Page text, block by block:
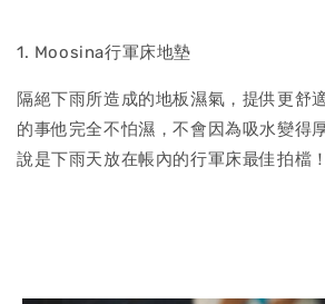
1. Moosina行軍床地墊
隔絕下雨所造成的地板濕氣，提供更舒
的事他完全不怕濕，不會因為吸水變得
說是下雨天放在帳內的行軍床最佳拍檔！